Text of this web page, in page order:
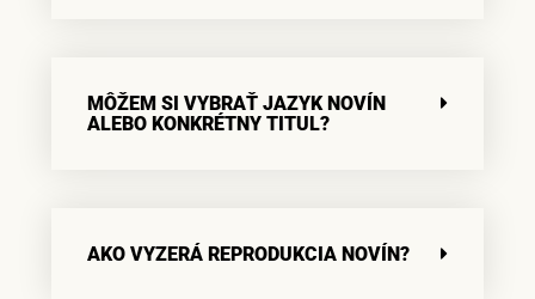
MÔŽEM SI VYBRAŤ JAZYK NOVÍN
ALEBO KONKRÉTNY TITUL?
AKO VYZERÁ REPRODUKCIA NOVÍN?